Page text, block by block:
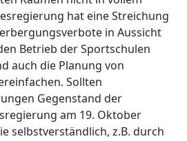
hat eine Streichung
in Aussicht
Betrieb der Sportschulen
auch die Planung von
Sollten
Gegenstand der
am 19. Oktober
selbstverständlich, z.B. durch